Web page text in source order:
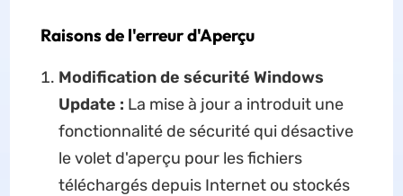
Raisons de l'erreur d'Aperçu
Modification de sécurité Windows
Update : La mise à jour a introduit une
fonctionnalité de sécurité qui désactive
le volet d'aperçu pour les fichiers
téléchargés depuis Internet ou stockés